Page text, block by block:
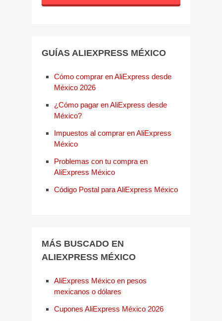
GUÍAS ALIEXPRESS MÉXICO
Cómo comprar en AliExpress desde
México 2026
¿Cómo pagar en AliExpress desde
México?
Impuestos al comprar en AliExpress
México
Problemas con tu compra en
AliExpress México
Código Postal para AliExpress México
MÁS BUSCADO EN
ALIEXPRESS MÉXICO
AliExpress México en pesos
mexicanos o dólares
Cupones AliExpress México 2026